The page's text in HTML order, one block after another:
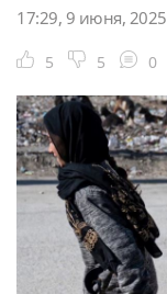
17:29, 9 июня, 2025
5 5 0